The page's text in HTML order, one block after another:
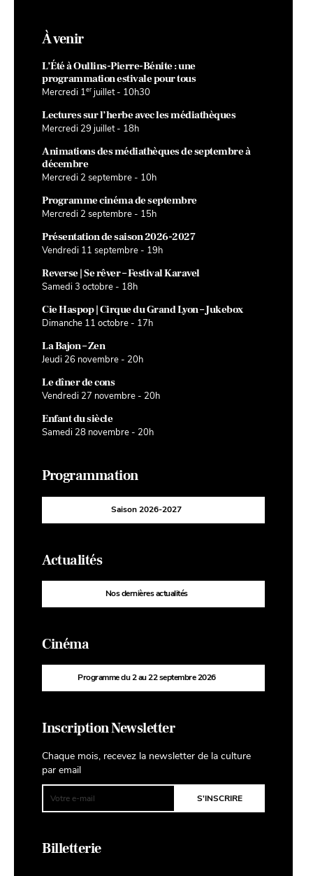
À venir
L’Été à Oullins-Pierre-Bénite : une
programmation estivale pour tous
Mercredi 1er juillet - 10h30
Lectures sur l’herbe avec les médiathèques
Mercredi 29 juillet - 18h
Animations des médiathèques de septembre à
décembre
Mercredi 2 septembre - 10h
Programme cinéma de septembre
Mercredi 2 septembre - 15h
Présentation de saison 2026-2027
Vendredi 11 septembre - 19h
Reverse | Se rêver – Festival Karavel
Samedi 3 octobre - 18h
Cie Haspop | Cirque du Grand Lyon – Jukebox
Dimanche 11 octobre - 17h
La Bajon – Zen
Jeudi 26 novembre - 20h
Le dîner de cons
Vendredi 27 novembre - 20h
Enfant du siècle
Samedi 28 novembre - 20h
Programmation
Saison 2026-2027
Actualités
Nos dernières actualités
Cinéma
Programme du 2 au 22 septembre 2026
Inscription Newsletter
Chaque mois, recevez la newsletter de la culture
par email
Billetterie